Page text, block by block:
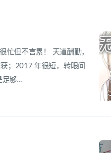
忙但不言累！ 天道酬勤，
；2017 年很短，转眼间
够...